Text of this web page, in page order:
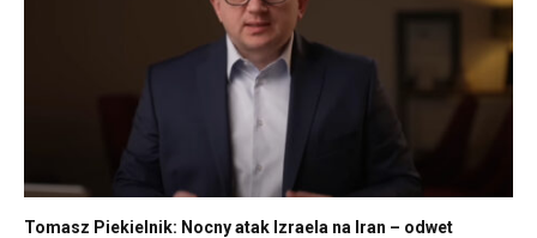
Tomasz Piekielnik: Nocny atak Izraela na Iran – odwet